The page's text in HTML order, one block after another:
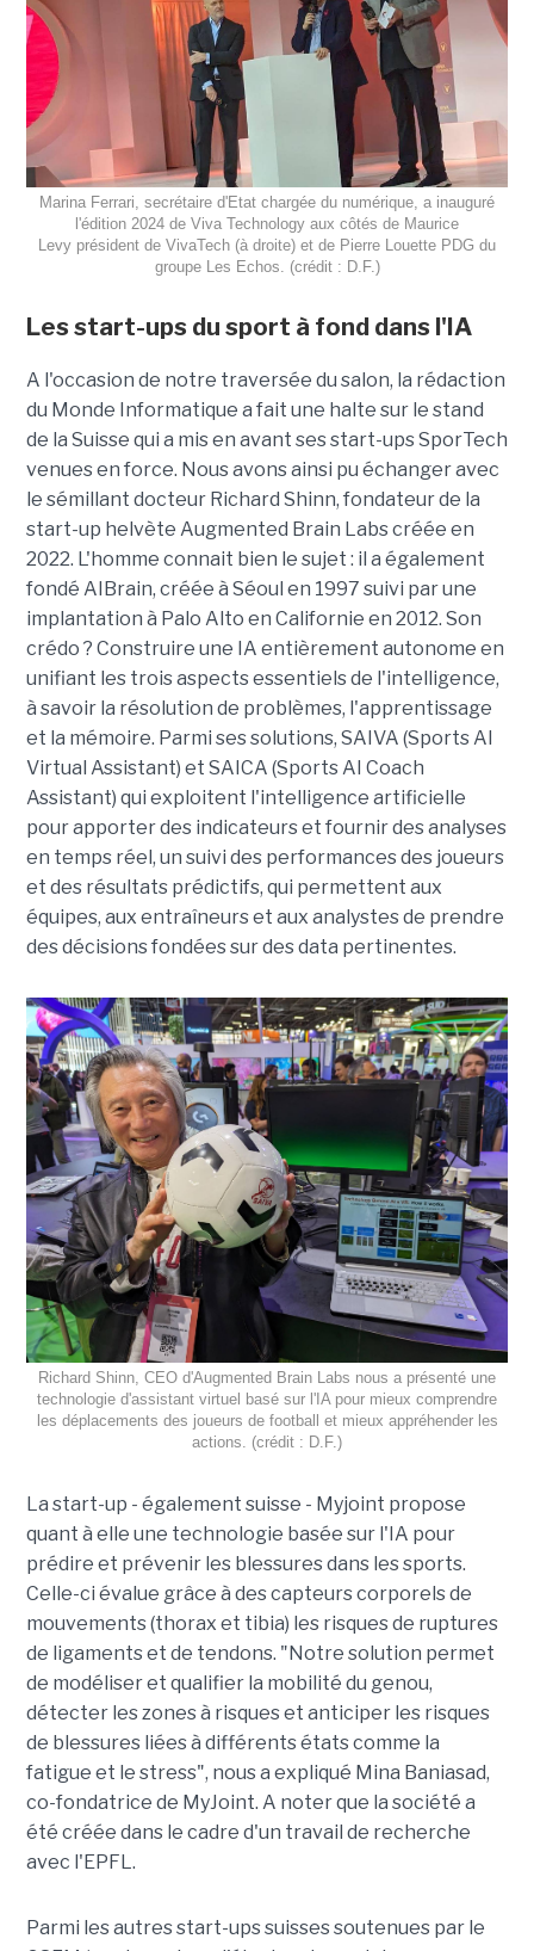
Marina Ferrari, secrétaire d'Etat chargée du numérique, a inauguré
l'édition 2024 de Viva Technology aux côtés de Maurice
Levy président de VivaTech (à droite) et de Pierre Louette PDG du
groupe Les Echos. (crédit : D.F.)
Les start-ups du sport à fond dans l'IA
A l'occasion de notre traversée du salon, la rédaction
du Monde Informatique a fait une halte sur le stand
de la Suisse qui a mis en avant ses start-ups SporTech
venues en force. Nous avons ainsi pu échanger avec
le sémillant docteur Richard Shinn, fondateur de la
start-up helvète Augmented Brain Labs créée en
2022. L'homme connait bien le sujet : il a également
fondé AIBrain, créée à Séoul en 1997 suivi par une
implantation à Palo Alto en Californie en 2012. Son
crédo ? Construire une IA entièrement autonome en
unifiant les trois aspects essentiels de l'intelligence,
à savoir la résolution de problèmes, l'apprentissage
et la mémoire. Parmi ses solutions, SAIVA (Sports AI
Virtual Assistant) et SAICA (Sports AI Coach
Assistant) qui exploitent l'intelligence artificielle
pour apporter des indicateurs et fournir des analyses
en temps réel, un suivi des performances des joueurs
et des résultats prédictifs, qui permettent aux
équipes, aux entraîneurs et aux analystes de prendre
des décisions fondées sur des data pertinentes.
Richard Shinn, CEO d'Augmented Brain Labs nous a présenté une
technologie d'assistant virtuel basé sur l'IA pour mieux comprendre
les déplacements des joueurs de football et mieux appréhender les
actions. (crédit : D.F.)
La start-up - également suisse - Myjoint propose
quant à elle une technologie basée sur l'IA pour
prédire et prévenir les blessures dans les sports.
Celle-ci évalue grâce à des capteurs corporels de
mouvements (thorax et tibia) les risques de ruptures
de ligaments et de tendons. "Notre solution permet
de modéliser et qualifier la mobilité du genou,
détecter les zones à risques et anticiper les risques
de blessures liées à différents états comme la
fatigue et le stress", nous a expliqué Mina Baniasad,
co-fondatrice de MyJoint. A noter que la société a
été créée dans le cadre d'un travail de recherche
avec l'EPFL.
Parmi les autres start-ups suisses soutenues par le